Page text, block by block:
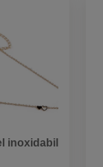
inoxidabil